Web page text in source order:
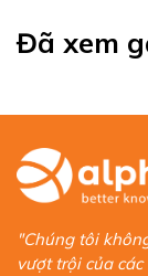
Đã xem
"Chúng tôi
vượt trội của